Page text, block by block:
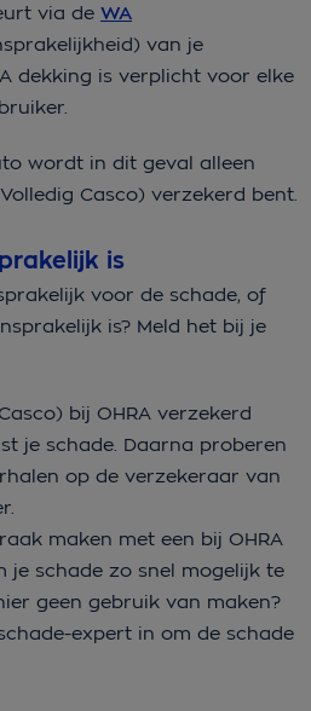
via de WA
van je
dekking is verplicht voor elke
wordt in dit geval alleen
Casco) verzekerd bent.
is
voor de schade, of
is? Meld het bij je
bij OHRA verzekerd
je schade. Daarna proberen
op de verzekeraar van
maken met een bij OHRA
je schade zo snel mogelijk te
geen gebruik van maken?
expert in om de schade